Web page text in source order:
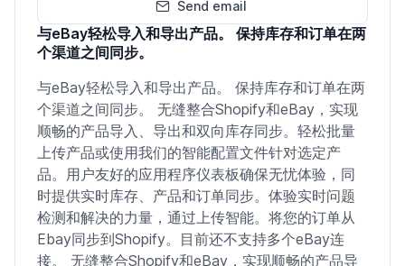
Send email
与eBay轻松导入和导出产品。 保持库存和订单在两
个渠道之间同步。
与eBay轻松导入和导出产品。 保持库存和订单在两
个渠道之间同步。 无缝整合Shopify和eBay，实现
顺畅的产品导入、导出和双向库存同步。轻松批量
上传产品或使用我们的智能配置文件针对选定产
品。用户友好的应用程序仪表板确保无忧体验，同
时提供实时库存、产品和订单同步。体验实时问题
检测和解决的力量，通过上传智能。将您的订单从
Ebay同步到Shopify。目前还不支持多个eBay连
接。 无缝整合Shopify和eBay，实现顺畅的产品导